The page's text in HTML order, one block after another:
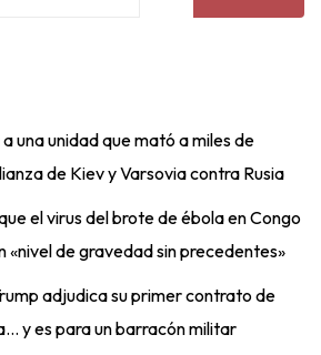
una unidad que mató a miles de
de Kiev y Varsovia contra Rusia
el virus del brote de ébola en Congo
«nivel de gravedad sin precedentes»
adjudica su primer contrato de
y es para un barracón militar